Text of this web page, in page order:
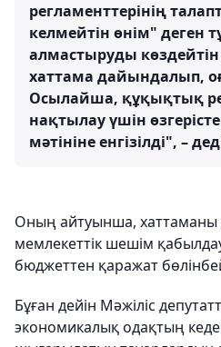
регламенттерінің
келмейтін өнім"
алмастыруды көздейтін
хаттама дайындалып,
Осылайша, құқықтық
нақтылау үшін
мәтініне енгізілді", –
Оның айтуынша, хаттаманы
мемлекеттік шешім
бюджеттен қаражат
Бұған дейін Мәжіліс
экономикалық одақтың